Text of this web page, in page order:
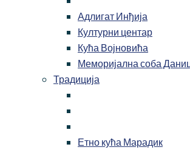
Адлигат Инђија
Културни центар
Кућа Војновића
Меморијална соба
Традиција
Етно кућа Марадик